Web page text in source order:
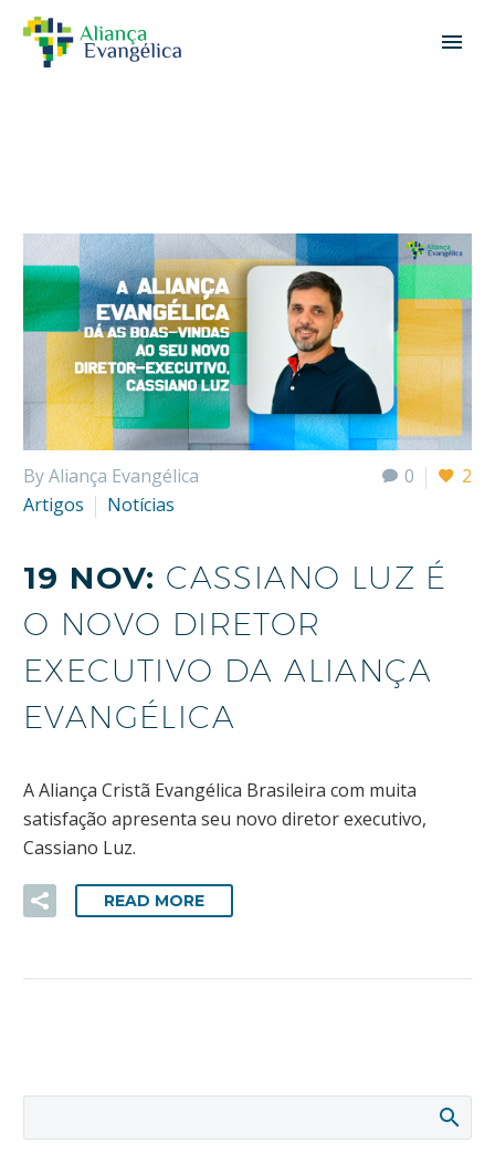
0 2
By Aliança Evangélica
Artigos
Notícias
19 NOV: CASSIANO LUZ É
O NOVO DIRETOR
EXECUTIVO DA ALIANÇA
EVANGÉLICA
A Aliança Cristã Evangélica Brasileira com muita
satisfação apresenta seu novo diretor executivo,
Cassiano Luz.
READ MORE